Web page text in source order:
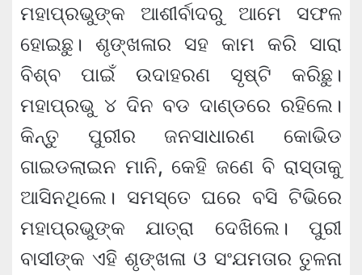
ମହାପ୍ରଭୁଙ୍କ ଆଶୀର୍ବାଦରୁ ଆମେ ସଫଳ
ହୋଇଛୁ। ଶୃଙ୍ଖଳାର ସହ କାମ କରି ସାରା
ବିଶ୍ବ ପାଇଁ ଉଦାହରଣ ସୃଷ୍ଟି କରିଛୁ।
ମହାପ୍ରଭୁ ୪ ଦିନ ବଡ ଦାଣ୍ଡରେ ରହିଲେ।
କିନ୍ତୁ ପୁରୀର ଜନସାଧାରଣ କୋଭିଡ
ଗାଇଡଲାଇନ ମାନି, କେହି ଜଣେ ବି ରାସ୍ତାକୁ
ଆସିନଥିଲେ। ସମସ୍ତେ ଘରେ ବସି ଟିଭିରେ
ମହାପ୍ରଭୁଙ୍କ ଯାତ୍ରା ଦେଖିଲେ। ପୁରୀ
ବାସୀଙ୍କ ଏହି ଶୃଙ୍ଖଳା ଓ ସଂଯମତାର ତୁଳନା